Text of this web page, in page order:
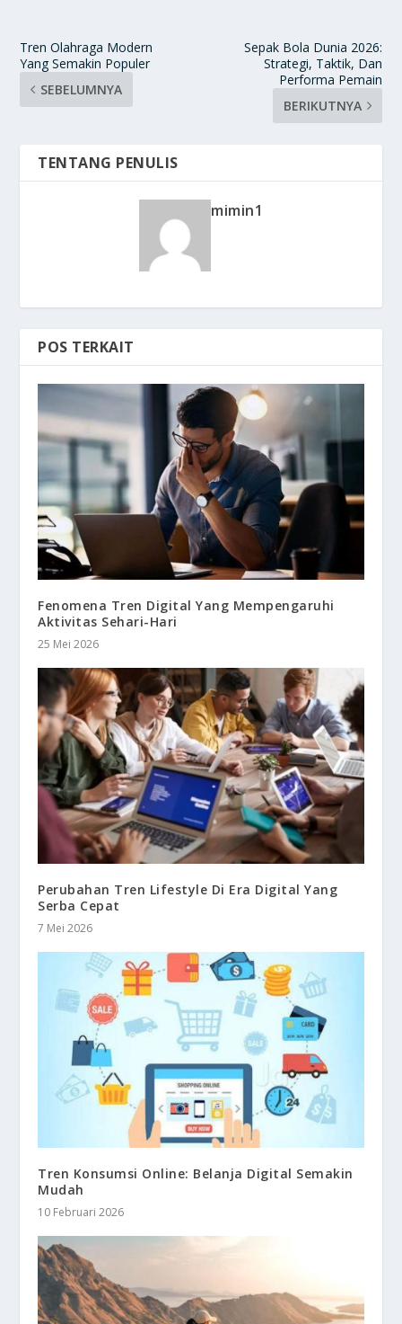
Tren Olahraga Modern
Yang Semakin Populer
SEBELUMNYA
Sepak Bola Dunia 2026:
Strategi, Taktik, Dan
Performa Pemain
BERIKUTNYA
TENTANG PENULIS
mimin1
POS TERKAIT
Fenomena Tren Digital Yang Mempengaruhi
Aktivitas Sehari-Hari
25 Mei 2026
Perubahan Tren Lifestyle Di Era Digital Yang
Serba Cepat
7 Mei 2026
Tren Konsumsi Online: Belanja Digital Semakin
Mudah
10 Februari 2026